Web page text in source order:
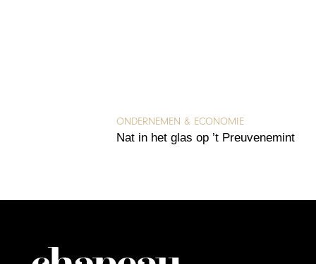
ONDERNEMEN & ECONOMIE
Nat in het glas op ’t Preuvenemint